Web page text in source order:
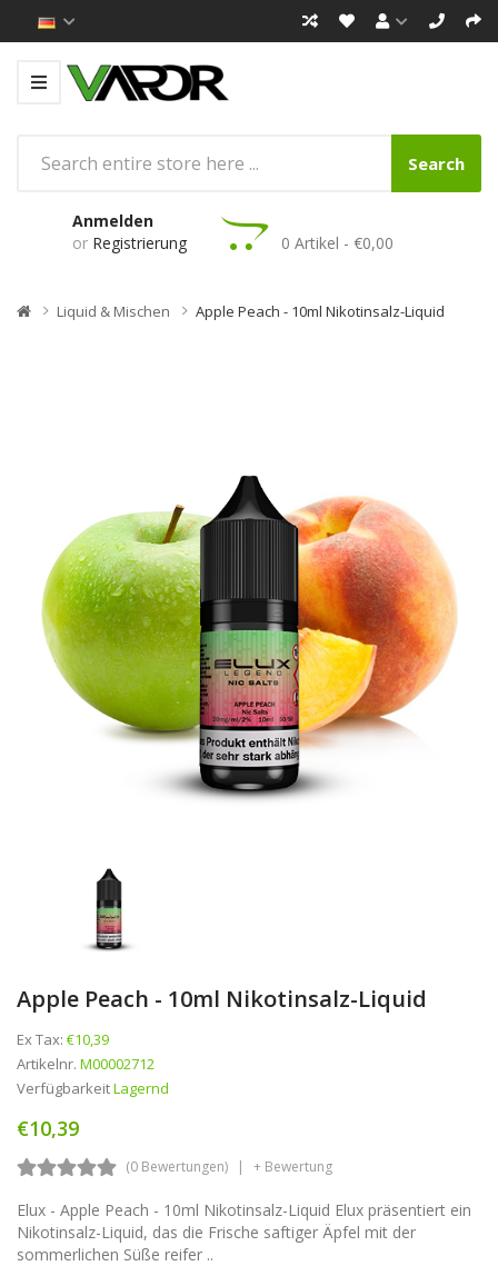
Search
Anmelden
or Registrierung 0 Artikel - €0,00
Liquid & Mischen Apple Peach - 10ml Nikotinsalz-Liquid
Apple Peach - 10ml Nikotinsalz-Liquid
Ex Tax: €10,39
Artikelnr. M00002712
VerfügbarkeitLagernd
€10,39
(0 Bewertungen) + Bewertung
Elux - Apple Peach - 10ml Nikotinsalz-Liquid Elux präsentiert ein
Nikotinsalz-Liquid, das die Frische saftiger Äpfel mit der
sommerlichen Süße reifer ..